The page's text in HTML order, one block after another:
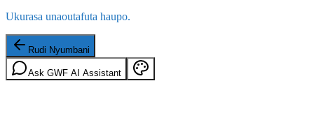
Ukurasa unaoutafuta haupo.
Rudi Nyumbani
Ask GWF AI Assistant